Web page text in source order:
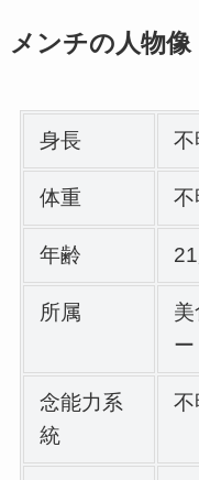
メンチの人物像
身長 不
体重 不
年齢
所属
ー
念能力系
統
不